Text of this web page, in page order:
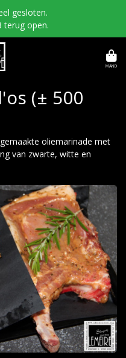
gesloten.
terug open.
MAND
(± 500
oliemarinade met
van zwarte, witte en